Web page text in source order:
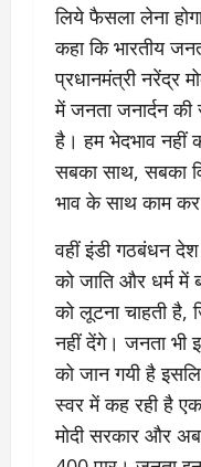
लिये फैसला लेना
कहा कि भारतीय
प्रधानमंत्री नरेंद्र
में जनता जनार्दन की
है। हम भेदभाव नहीं
सबका साथ, सबका
भाव के साथ काम
वहीं इंडी गठबंधन
को जाति और धर्म में
को लूटना चाहती है,
नहीं देंगे। जनता भी
को जान गयी है
स्वर में कह रही है
मोदी सरकार और